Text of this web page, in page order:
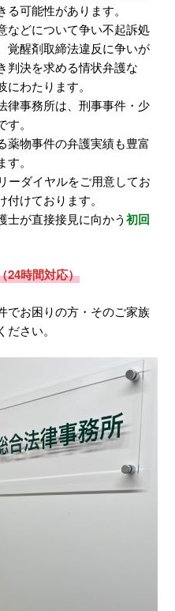
可能性があります。
などについて争い不起訴処
覚醒剤取締法違反に争いが
判決を求める情状弁護な
わたります。
律事務所は、刑事事件・少
。
薬物事件の弁護実績も豊富
。
ーダイヤルをご用意してお
けております。
士が直接接見に向かう初回
24時間対応）
でお困りの方・そのご家族
さい。